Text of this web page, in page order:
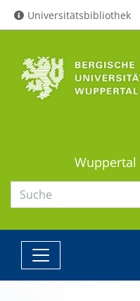
Universitätsbibliothek
Wuppertal